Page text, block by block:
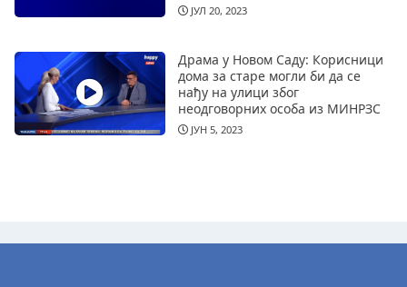
ЈУЛ 20, 2023
Драма у Новом Саду: Корисници
дома за старе могли би да се
нађу на улици због
неодговорних особа из МИНРЗС
ЈУН 5, 2023